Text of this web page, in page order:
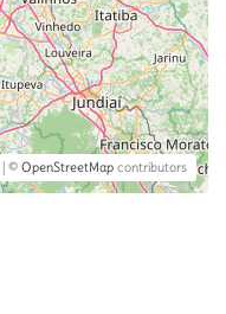
| © OpenStreetMap contributors